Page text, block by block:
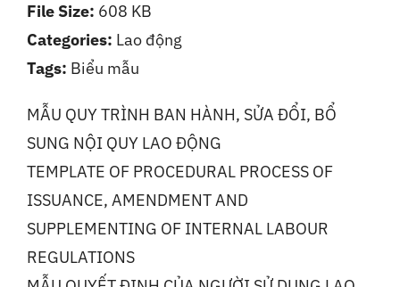
MẪU QUY TRÌNH BAN HÀNH, SỬA ĐỔI, BỔ
SUNG NỘI QUY LAO ĐỘNG
TEMPLATE OF PROCEDURAL PROCESS OF
ISSUANCE, AMENDMENT AND
SUPPLEMENTING OF INTERNAL LABOUR
REGULATIONS
File Size: 608 KB
Categories: Lao động
Tags: Biểu mẫu